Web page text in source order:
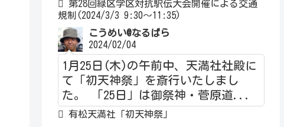
第28回緑区学区対抗駅伝大会開催による交通
規制(2024/3/3 9:30～11:35)
こうめい@なるぱら
2024/02/04
1月25日(木)の午前中、天満社社殿に
て「初天神祭」を斎行いたしまし
た。 「25日」は御祭神・菅原道...
有松天満社「初天神祭」